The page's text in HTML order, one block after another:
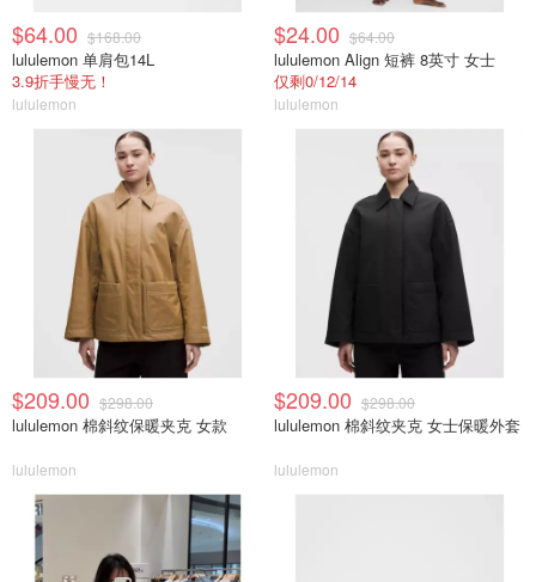
$64.00 $168.00
lululemon 单肩包14L
3.9折手慢无！
lululemon
$24.00 $64.00
lululemon Align 短裤 8英寸 女士
仅剩0/12/14
lululemon
$209.00 $298.00
lululemon 棉斜纹保暖夹克 女款
lululemon
$209.00 $298.00
lululemon 棉斜纹夹克 女士保暖外套
lululemon